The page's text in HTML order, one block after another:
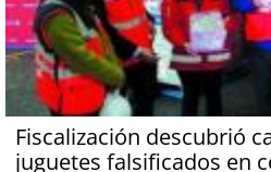
Fiscalización descubrió
juguetes falsificados en